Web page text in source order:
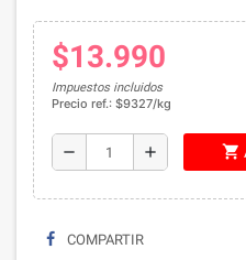
$13.990
Impuestos incluidos
Precio ref.: $9327/kg
remove add shopping_cart
COMPARTIR